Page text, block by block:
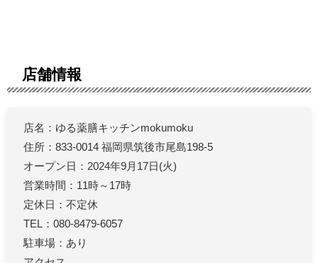
店舗情報
店名：ゆる薬膳キッチンmokumoku
住所：833-0014 福岡県筑後市尾島198-5
オープン日：2024年9月17日(火)
営業時間：11時～17時
定休日：不定休
TEL：080-8479-6057
駐車場：あり